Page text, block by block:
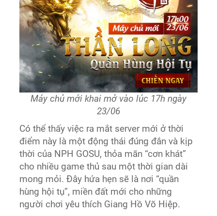
Máy chủ mới khai mở vào lúc 17h ngày
23/06
Có thể thấy việc ra mắt server mới ở thời
điểm này là một động thái đúng đắn và kịp
thời của NPH GOSU, thỏa mãn “cơn khát”
cho nhiều game thủ sau một thời gian dài
mong mỏi. Đây hứa hẹn sẽ là nơi “quần
hùng hội tụ”, miền đất mới cho những
người chơi yêu thích Giang Hồ Võ Hiệp.